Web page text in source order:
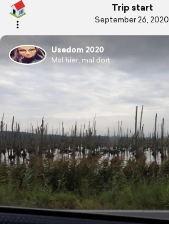
Trip start
September 26, 2020
Usedom 2020
Mal hier, mal dort